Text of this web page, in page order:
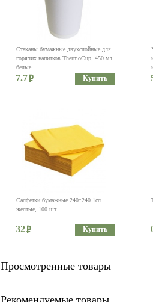
Стаканы бумажные двухслойные для
горячих напитков ThermoCup, 450 мл
белые
7.7 Купить
Салфетки бумажные 240*240 1сл.
желтые, 100 шт
32 Купить
Просмотренные товары